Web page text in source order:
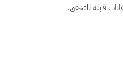
قابلة للتحقق.